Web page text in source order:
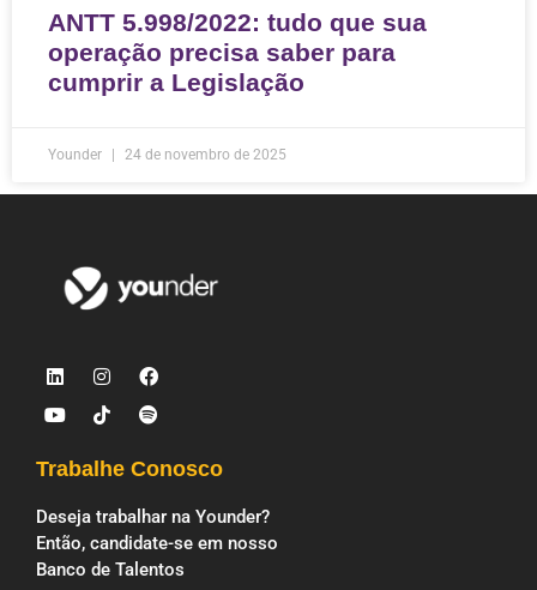
ANTT 5.998/2022: tudo que sua
operação precisa saber para
cumprir a Legislação
Younder 24 de novembro de 2025
Trabalhe Conosco
Deseja trabalhar na Younder?
Então, candidate-se em nosso
Banco de Talentos